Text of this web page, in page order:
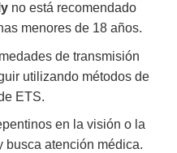
no está recomendado
menores de 18 años.
de transmisión
utilizando métodos de
ETS.
en la visión o la
busca atención médica.